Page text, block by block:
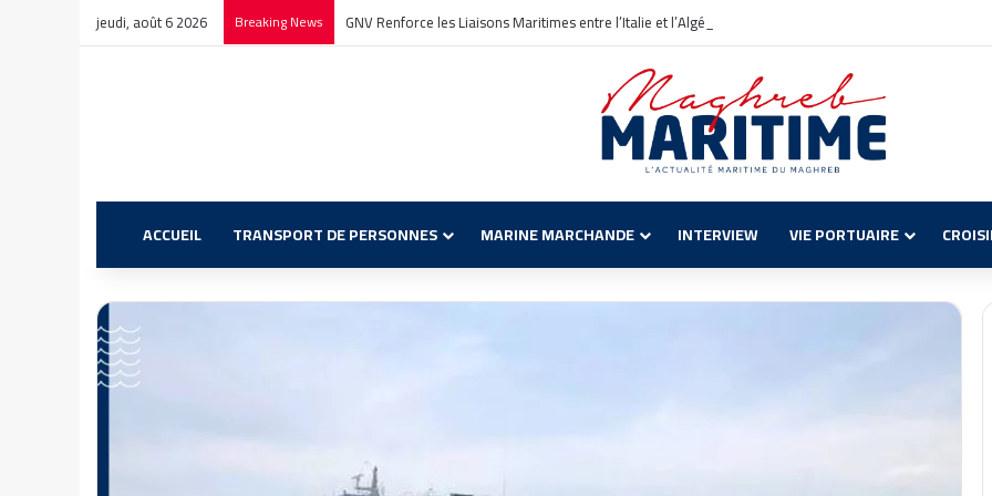
jeudi, août 6 2026 Breaking News GNV Renforce les Liaisons Maritimes entre l’Italie et l’Algérie avec une Nouvelle Ligne Civitavecchia –
ACCUEIL TRANSPORT DE PERSONNES MARINE MARCHANDE INTERVIEW VIE PORTUAIRE